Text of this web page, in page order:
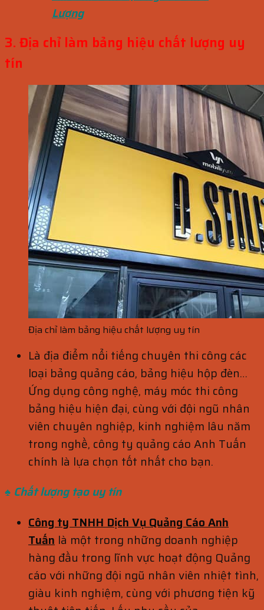
Lượng
3. Địa chỉ làm bảng hiệu chất lượng uy
tín
Địa chỉ làm bảng hiệu chất lượng uy tín
Là địa điểm nổi tiếng chuyên thi công các
loại bảng quảng cáo, bảng hiệu hộp đèn…
Ứng dụng công nghệ, máy móc thi công
bảng hiệu hiện đại, cùng với đội ngũ nhân
viên chuyên nghiệp, kinh nghiệm lâu năm
trong nghề, công ty quảng cáo Anh Tuấn
chính là lựa chọn tốt nhất cho bạn.
♠ Chất lượng tạo uy tín
Công ty TNHH Dịch Vụ Quảng Cáo Anh
Tuấn là một trong những doanh nghiệp
hàng đầu trong lĩnh vực hoạt động Quảng
cáo với những đội ngũ nhân viên nhiệt tình,
giàu kinh nghiệm, cùng với phương tiện kỹ